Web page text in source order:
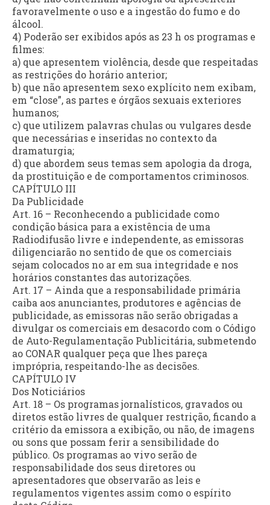
favoravelmente o uso e a ingestão do fumo e do
álcool.
4) Poderão ser exibidos após as 23 h os programas e
filmes:
a) que apresentem violência, desde que respeitadas
as restrições do horário anterior;
b) que não apresentem sexo explícito nem exibam,
em “close”, as partes e órgãos sexuais exteriores
humanos;
c) que utilizem palavras chulas ou vulgares desde
que necessárias e inseridas no contexto da
dramaturgia;
d) que abordem seus temas sem apologia da droga,
da prostituição e de comportamentos criminosos.
CAPÍTULO III
Da Publicidade
Art. 16 – Reconhecendo a publicidade como
condição básica para a existência de uma
Radiodifusão livre e independente, as emissoras
diligenciarão no sentido de que os comerciais
sejam colocados no ar em sua integridade e nos
horários constantes das autorizações.
Art. 17 – Ainda que a responsabilidade primária
caiba aos anunciantes, produtores e agências de
publicidade, as emissoras não serão obrigadas a
divulgar os comerciais em desacordo com o Código
de Auto-Regulamentação Publicitária, submetendo
ao CONAR qualquer peça que lhes pareça
imprópria, respeitando-lhe as decisões.
CAPÍTULO IV
Dos Noticiários
Art. 18 – Os programas jornalísticos, gravados ou
diretos estão livres de qualquer restrição, ficando a
critério da emissora a exibição, ou não, de imagens
ou sons que possam ferir a sensibilidade do
público. Os programas ao vivo serão de
responsabilidade dos seus diretores ou
apresentadores que observarão as leis e
regulamentos vigentes assim como o espírito